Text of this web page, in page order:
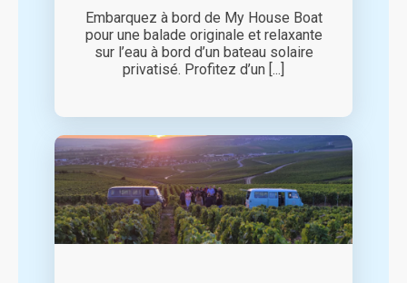
Embarquez à bord de My House Boat
pour une balade originale et relaxante
sur l’eau à bord d’un bateau solaire
privatisé. Profitez d’un [...]